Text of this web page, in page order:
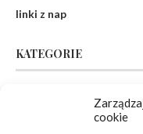
cookie
linki z nap
KATEGORIE